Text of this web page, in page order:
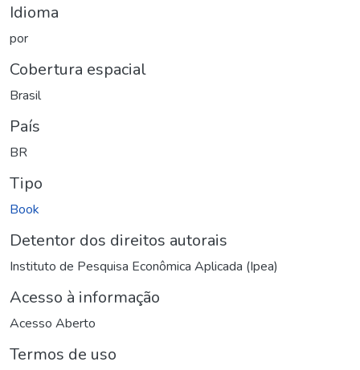
Idioma
por
Cobertura espacial
Brasil
País
BR
Tipo
Book
Detentor dos direitos autorais
Instituto de Pesquisa Econômica Aplicada (Ipea)
Acesso à informação
Acesso Aberto
Termos de uso